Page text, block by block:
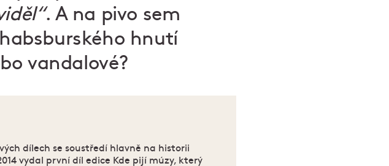
. A na pivo sem
hnutí
vandalové?
dílech se soustředí hlavně na historii
vydal první díl edice Kde pijí múzy, který